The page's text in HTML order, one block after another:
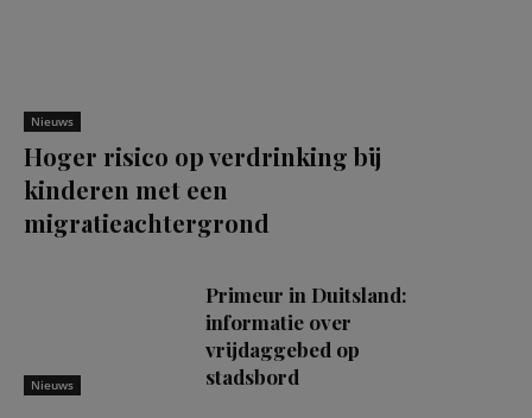
Nieuws
Hoger risico op verdrinking bij
kinderen met een
migratieachtergrond
Nieuws
Primeur in Duitsland:
informatie over
vrijdaggebed op
stadsbord